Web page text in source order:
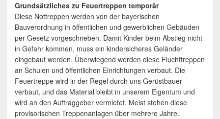
Grundsätzliches zu Feuertreppen temporär
Diese Nottreppen werden von der bayerischen
Bauverordnung in öffentlichen und gewerblichen Gebäuden
per Gesetz vorgeschrieben. Damit Kinder beim Abstieg nicht
in Gefahr kommen, muss ein kindersicheres Geländer
eingebaut werden. Überwiegend werden diese Fluchttreppen
an Schulen und öffentlichen Einrichtungen verbaut. Die
Feuertreppe wird in der Regel durch uns Gerüstbauer
verbaut, und das Material bleibt in unserem Eigentum und
wird an den Auftraggeber vermietet. Meist stehen diese
provisorischen Treppenanlagen über mehrere Jahre.